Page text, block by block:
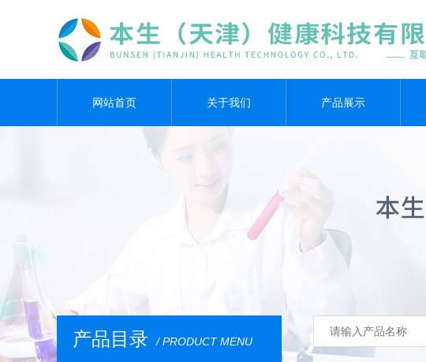
网站首页 关于我们 产品展示
产品目录 / PRODUCT MENU